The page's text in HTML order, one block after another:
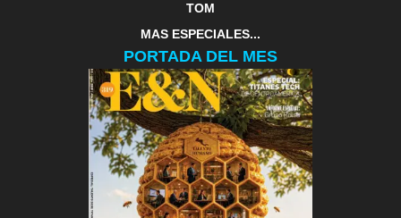
TOM
MAS ESPECIALES...
PORTADA DEL MES